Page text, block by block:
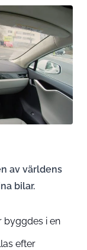
av världens
bilar.
byggdes i en
efter